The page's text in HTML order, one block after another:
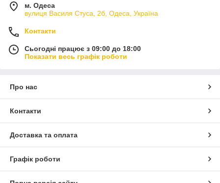
м. Одеса
вулиця Василя Стуса, 2б, Одеса, Україна
Контакти
Сьогодні працює з 09:00 до 18:00
Показати весь графік роботи
Про нас
Контакти
Доставка та оплата
Графік роботи